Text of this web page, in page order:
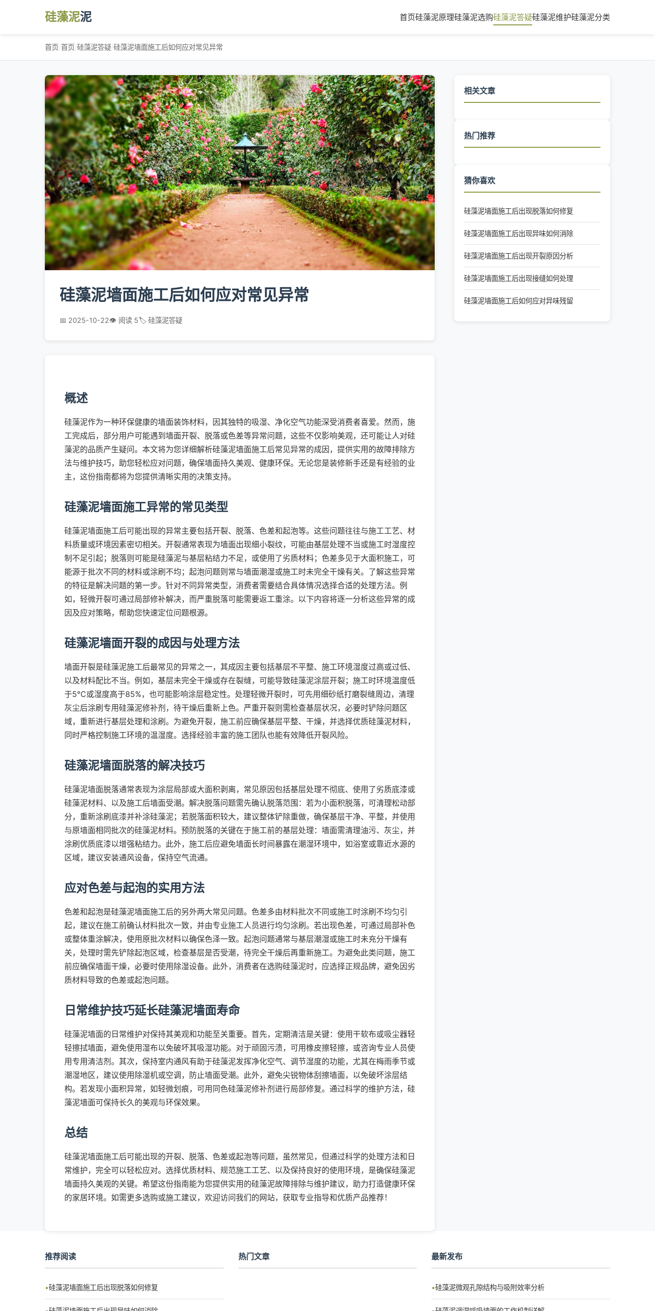
硅藻泥泥 首页硅藻泥原理硅藻泥选购硅藻泥答疑硅藻泥维护硅藻泥分类
首页/首页/硅藻泥答疑/硅藻泥墙面施工后如何应对常见异常
硅藻泥墙面施工后如何应对常见异常
📅 2025-10-22👁️ 阅读 5🏷️ 硅藻泥答疑
概述
硅藻泥作为一种环保健康的墙面装饰材料，因其独特的吸湿、净化空气功能深受消费者喜爱。然而，施
工完成后，部分用户可能遇到墙面开裂、脱落或色差等异常问题，这些不仅影响美观，还可能让人对硅
藻泥的品质产生疑问。本文将为您详细解析硅藻泥墙面施工后常见异常的成因，提供实用的故障排除方
法与维护技巧，助您轻松应对问题，确保墙面持久美观、健康环保。无论您是装修新手还是有经验的业
主，这份指南都将为您提供清晰实用的决策支持。
硅藻泥墙面施工异常的常见类型
硅藻泥墙面施工后可能出现的异常主要包括开裂、脱落、色差和起泡等。这些问题往往与施工工艺、材
料质量或环境因素密切相关。开裂通常表现为墙面出现细小裂纹，可能由基层处理不当或施工时湿度控
制不足引起；脱落则可能是硅藻泥与基层粘结力不足，或使用了劣质材料；色差多见于大面积施工，可
能源于批次不同的材料或涂刷不均；起泡问题则常与墙面潮湿或施工时未完全干燥有关。了解这些异常
的特征是解决问题的第一步。针对不同异常类型，消费者需要结合具体情况选择合适的处理方法。例
如，轻微开裂可通过局部修补解决，而严重脱落可能需要返工重涂。以下内容将逐一分析这些异常的成
因及应对策略，帮助您快速定位问题根源。
硅藻泥墙面开裂的成因与处理方法
墙面开裂是硅藻泥施工后最常见的异常之一，其成因主要包括基层不平整、施工环境湿度过高或过低、
以及材料配比不当。例如，基层未完全干燥或存在裂缝，可能导致硅藻泥涂层开裂；施工时环境温度低
于5℃或湿度高于85%，也可能影响涂层稳定性。处理轻微开裂时，可先用细砂纸打磨裂缝周边，清理
灰尘后涂刷专用硅藻泥修补剂，待干燥后重新上色。严重开裂则需检查基层状况，必要时铲除问题区
域，重新进行基层处理和涂刷。为避免开裂，施工前应确保基层平整、干燥，并选择优质硅藻泥材料，
同时严格控制施工环境的温湿度。选择经验丰富的施工团队也能有效降低开裂风险。
硅藻泥墙面脱落的解决技巧
硅藻泥墙面脱落通常表现为涂层局部或大面积剥离，常见原因包括基层处理不彻底、使用了劣质底漆或
硅藻泥材料、以及施工后墙面受潮。解决脱落问题需先确认脱落范围：若为小面积脱落，可清理松动部
分，重新涂刷底漆并补涂硅藻泥；若脱落面积较大，建议整体铲除重做，确保基层干净、平整，并使用
与原墙面相同批次的硅藻泥材料。预防脱落的关键在于施工前的基层处理：墙面需清理油污、灰尘，并
涂刷优质底漆以增强粘结力。此外，施工后应避免墙面长时间暴露在潮湿环境中，如浴室或靠近水源的
区域，建议安装通风设备，保持空气流通。
应对色差与起泡的实用方法
色差和起泡是硅藻泥墙面施工后的另外两大常见问题。色差多由材料批次不同或施工时涂刷不均匀引
起，建议在施工前确认材料批次一致，并由专业施工人员进行均匀涂刷。若出现色差，可通过局部补色
或整体重涂解决，使用原批次材料以确保色泽一致。起泡问题通常与基层潮湿或施工时未充分干燥有
关，处理时需先铲除起泡区域，检查基层是否受潮，待完全干燥后再重新施工。为避免此类问题，施工
前应确保墙面干燥，必要时使用除湿设备。此外，消费者在选购硅藻泥时，应选择正规品牌，避免因劣
质材料导致的色差或起泡问题。
日常维护技巧延长硅藻泥墙面寿命
硅藻泥墙面的日常维护对保持其美观和功能至关重要。首先，定期清洁是关键：使用干软布或吸尘器轻
轻擦拭墙面，避免使用湿布以免破坏其吸湿功能。对于顽固污渍，可用橡皮擦轻擦，或咨询专业人员使
用专用清洁剂。其次，保持室内通风有助于硅藻泥发挥净化空气、调节湿度的功能，尤其在梅雨季节或
潮湿地区，建议使用除湿机或空调，防止墙面受潮。此外，避免尖锐物体刮擦墙面，以免破坏涂层结
构。若发现小面积异常，如轻微划痕，可用同色硅藻泥修补剂进行局部修复。通过科学的维护方法，硅
藻泥墙面可保持长久的美观与环保效果。
总结
硅藻泥墙面施工后可能出现的开裂、脱落、色差或起泡等问题，虽然常见，但通过科学的处理方法和日
常维护，完全可以轻松应对。选择优质材料、规范施工工艺、以及保持良好的使用环境，是确保硅藻泥
墙面持久美观的关键。希望这份指南能为您提供实用的硅藻泥故障排除与维护建议，助力打造健康环保
的家居环境。如需更多选购或施工建议，欢迎访问我们的网站，获取专业指导和优质产品推荐！
相关文章
热门推荐
猜你喜欢
硅藻泥墙面施工后出现脱落如何修复
硅藻泥墙面施工后出现异味如何消除
硅藻泥墙面施工后出现开裂原因分析
硅藻泥墙面施工后出现接缝如何处理
硅藻泥墙面施工后如何应对异味残留
推荐阅读
硅藻泥墙面施工后出现脱落如何修复
热门文章 最新发布
硅藻泥微观孔隙结构与吸附效率分析